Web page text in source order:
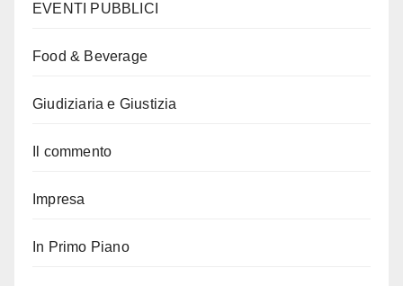
EVENTI PUBBLICI
Food & Beverage
Giudiziaria e Giustizia
Il commento
Impresa
In Primo Piano